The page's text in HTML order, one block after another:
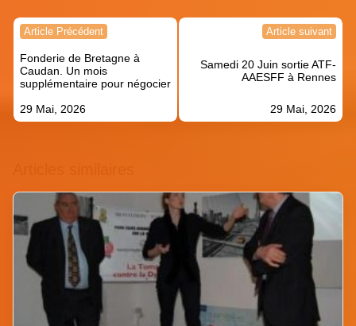
Navigation
l’article
Article Précédent
Fonderie de Bretagne à
Caudan. Un mois
supplémentaire pour négocier
29 Mai, 2026
Article suivant
Samedi 20 Juin sortie ATF-
AAESFF à Rennes
29 Mai, 2026